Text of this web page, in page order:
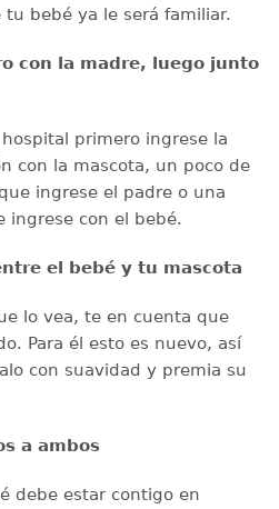
tu bebé ya le será familiar.
con la madre, luego junto
primero ingrese la
con la mascota, un poco de
ingrese el padre o una
ingrese con el bebé.
el bebé y tu mascota
lo vea, te en cuenta que
Para él esto es nuevo, así
con suavidad y premia su
a ambos
debe estar contigo en